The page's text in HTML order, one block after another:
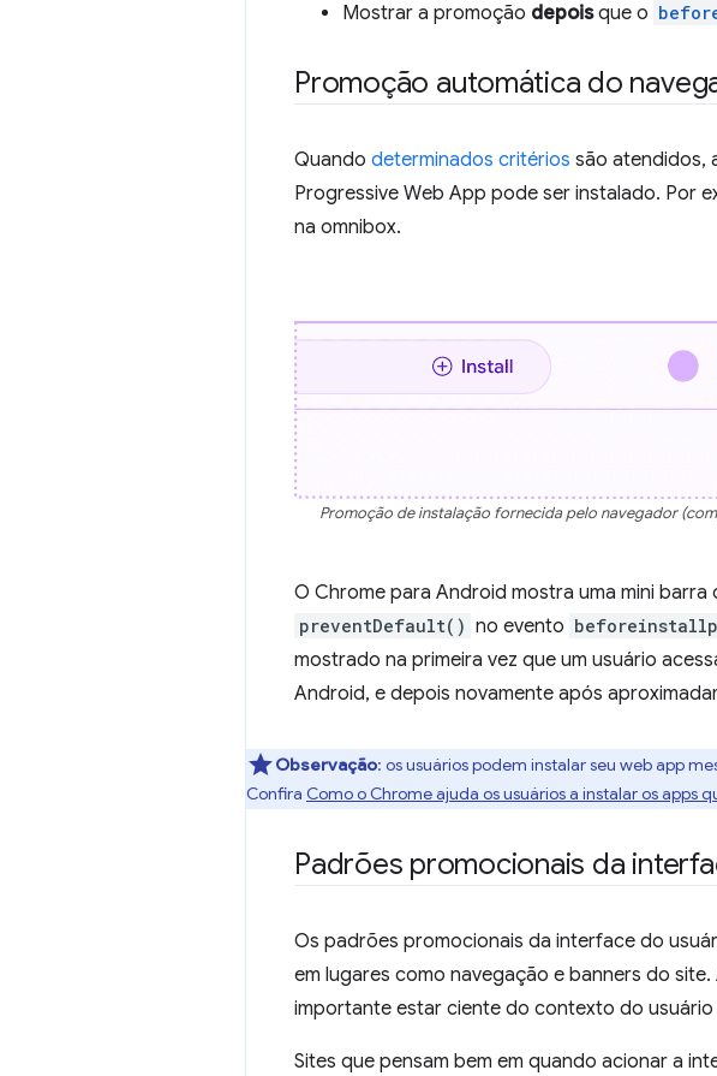
Mostrar a promoção depoisque o
Promoção automática do
Quando determinados critérios são atendidos,
Progressive Web App pode ser instalado. Por
na omnibox.
Promoção de instalação fornecida pelo navegador
O Chrome para Android mostra uma mini
preventDefault() no evento
mostrado na primeira vez que um usuário
Android, e depois novamente após
Observação: os usuários podem instalar seu web app
Confira Como o Chrome ajuda os usuários a instalar os apps
Padrões promocionais da
Os padrões promocionais da interface do
em lugares como navegação e banners do
importante estar ciente do contexto do
Sites que pensam bem em quando acionar a